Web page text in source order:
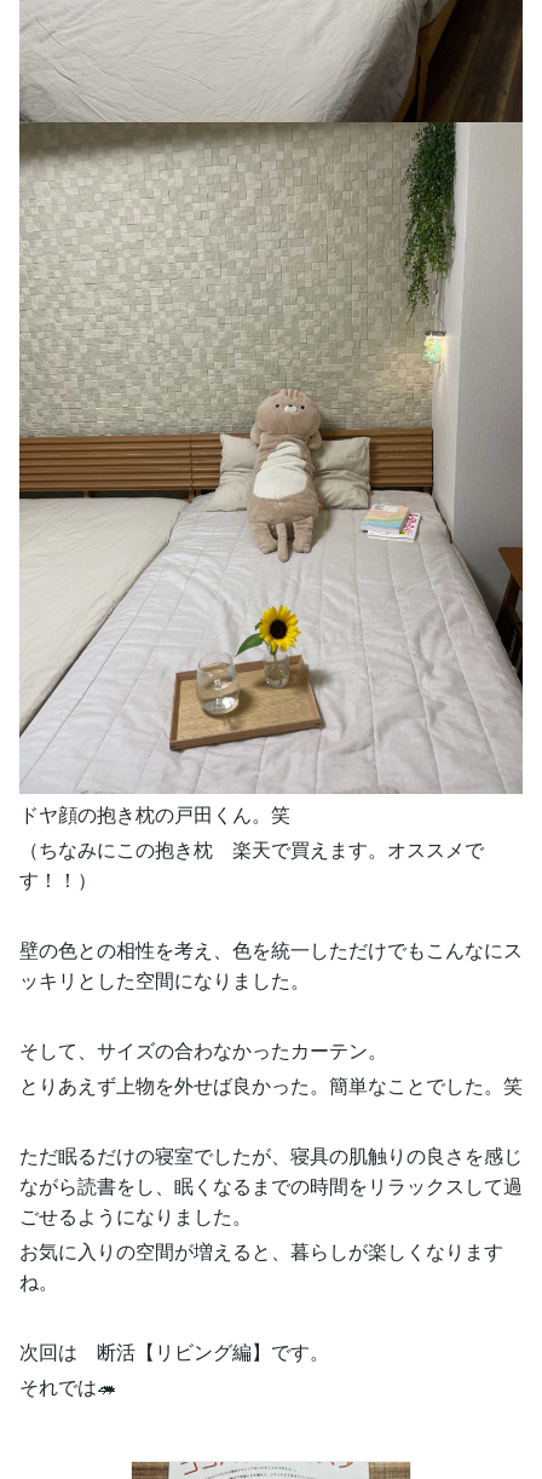
ドヤ顔の抱き枕の戸田くん。笑
（ちなみにこの抱き枕 楽天で買えます。オススメで
す！！）
壁の色との相性を考え、色を統一しただけでもこんなにス
ッキリとした空間になりました。
そして、サイズの合わなかったカーテン。
とりあえず上物を外せば良かった。簡単なことでした。笑
ただ眠るだけの寝室でしたが、寝具の肌触りの良さを感じ
ながら読書をし、眠くなるまでの時間をリラックスして過
ごせるようになりました。
お気に入りの空間が増えると、暮らしが楽しくなります
ね。
次回は 断活【リビング編】です。
それでは🦔